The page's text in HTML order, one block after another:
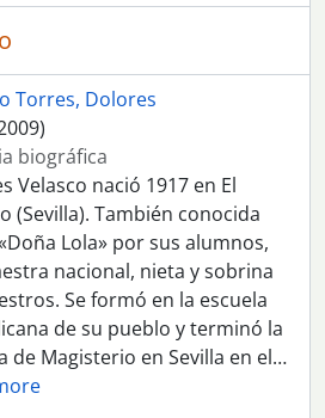
Entrevista a Josefa Verano Martínez
Entrevista a Jaime Montes Muñoz
a Juan Manuel García Rodríguez-Almansa
Entrevista a José Mª Arévalo Ruiz
Entrevista a Dolores Parra Chica
- Entrevista a Miguel Girela Reyes
- Entrevista a Dolores Ubera
Entrevista a María Nieves Pérez Almero
Entrevista a Santiago Marzo Caballero
- Entrevista a Julia Campos Benítez
Entrevista a Carmen Santiago Vallecillo
- Entrevista a Francisco Fornet Ruiz
Entrevista a Mª del Carmen García Lérida
Torres, Dolores
biográfica
Velasco nació 1917 en El
(Sevilla). También conocida
Lola» por sus alumnos,
nacional, nieta y sobrina
Se formó en la escuela
de su pueblo y terminó la
de Magisterio en Sevilla en el…